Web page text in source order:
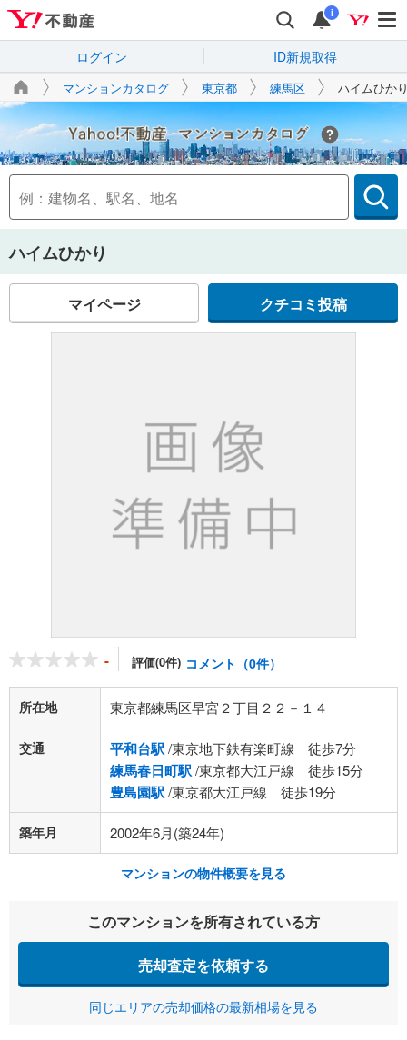
i
ログイン ID新規取得
マンションカタログ 東京都 練馬区 ハイムひか
Yahoo!不動産
ハイムひかり
マイページ クチコミ投稿
- 評価(0件) コメント（0件）
所在地 東京都練馬区早宮２丁目２２－１４
交通 平和台駅/東京地下鉄有楽町線 徒歩7分
練馬春日町駅/東京都大江戸線 徒歩15分
豊島園駅/東京都大江戸線 徒歩19分
築年月 2002年6月(築24年)
マンションの物件概要を見る
このマンションを所有されている方
売却査定を依頼する
同じエリアの売却価格の最新相場を見る